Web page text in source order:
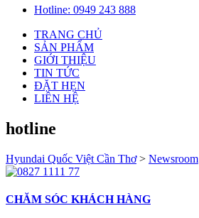
Hotline: 0949 243 888
TRANG CHỦ
SẢN PHẨM
GIỚI THIỆU
TIN TỨC
ĐẶT HẸN
LIÊN HỆ
hotline
Hyundai Quốc Việt Cần Thơ> Newsroom
CHĂM SÓC KHÁCH HÀNG